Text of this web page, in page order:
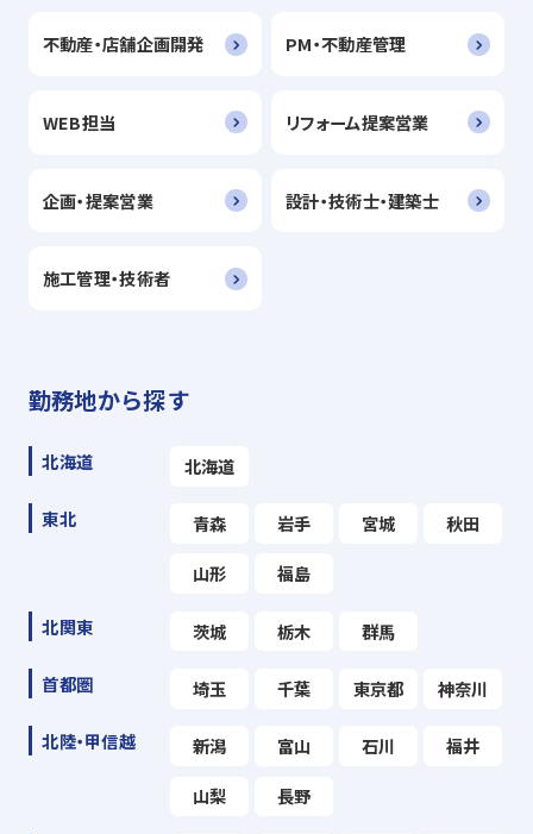
不動産・店舗企画開発 PM・不動産管理
WEB担当 リフォーム提案営業
企画・提案営業 設計・技術士・建築士
施工管理・技術者
勤務地から探す
北海道 北海道
東北 青森 岩手 宮城 秋田
山形 福島
北関東 茨城 栃木 群馬
首都圏 埼玉 千葉 東京都 神奈川
北陸・甲信越 新潟 富山 石川 福井
山梨 長野